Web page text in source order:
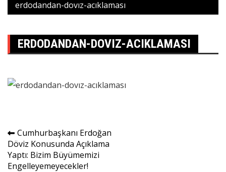
erdodandan-dovız-acıklaması
ERDODANDAN-DOVIZ-ACIKLAMASI
Yazı
gezinmesi
Cumhurbaşkanı Erdoğan
Döviz Konusunda Açıklama
Yaptı: Bizim Büyümemizi
Engelleyemeyecekler!